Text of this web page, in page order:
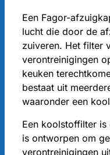
Een Fagor-
lucht die door de
zuiveren. Het filter
verontreinigingen
keuken
bestaat uit
waaronder een
Een koolstoffilter
is ontworpen om
verontreinigingen